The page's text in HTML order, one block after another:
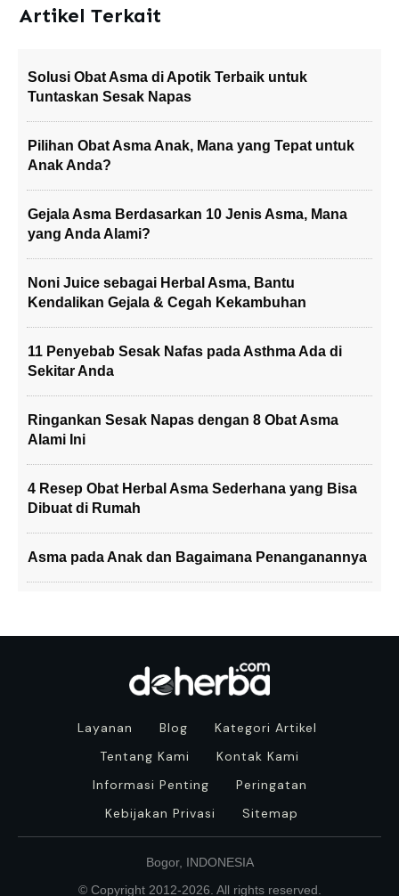
Artikel Terkait
Solusi Obat Asma di Apotik Terbaik untuk
Tuntaskan Sesak Napas
Pilihan Obat Asma Anak, Mana yang Tepat untuk
Anak Anda?
Gejala Asma Berdasarkan 10 Jenis Asma, Mana
yang Anda Alami?
Noni Juice sebagai Herbal Asma, Bantu
Kendalikan Gejala & Cegah Kekambuhan
11 Penyebab Sesak Nafas pada Asthma Ada di
Sekitar Anda
Ringankan Sesak Napas dengan 8 Obat Asma
Alami Ini
4 Resep Obat Herbal Asma Sederhana yang Bisa
Dibuat di Rumah
Asma pada Anak dan Bagaimana Penanganannya
Layanan Blog
Kategori Artikel
Tentang Kami
Kontak Kami
Informasi Penting
Peringatan
Kebijakan Privasi
Sitemap
Bogor, INDONESIA
© Copyright 2012-2026. All rights reserved.